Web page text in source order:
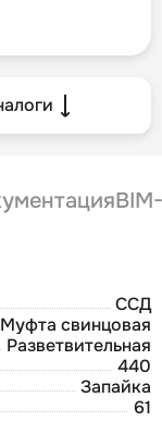
ССД
Муфта свинцовая
Разветвительная
440
Запайка
61